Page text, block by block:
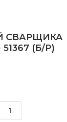
СВАРЩИКА
51367 (Б/Р)